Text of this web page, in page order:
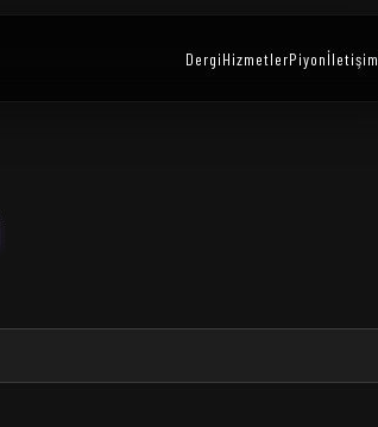
DergiHizmetlerPiyonİletişim